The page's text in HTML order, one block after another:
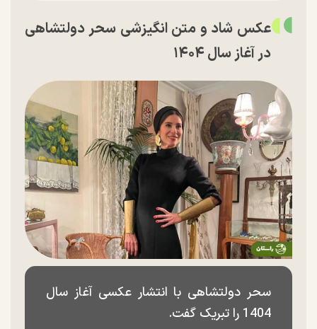
عکس شاد و متن انگیزشی سحر دولتشاهی
در آغاز سال ۱۴۰۴
سحر دولتشاهی با انتشار عکسی آغاز سال
1404 را تبریک گفت.